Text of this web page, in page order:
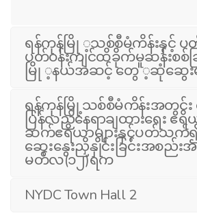
ရန်ကုန်မြို ့သစ်စီမံကိန်းနှင့်
ပတ်ဝန်းကျင်ထိခိုက်မူဆန်းစစ်ခ
မြို ့နယ်အဆင့် တွေ ့ဆုံဆွေးနွ
ရန်ကုန်မြို့သစ်စီမံကိန်းအတွင်
ပြန်လည်နေရာချထားရေး ဧရိယ
ဆက်ဧရိယာများနှင့်ပတ်သက်၍
ဆွေးနွေးညှိနှိုင်းခြင်းအစည်းအ
မတ်လ(၁၂)ရက
NYDC Town Hall 2